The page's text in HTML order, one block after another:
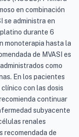
en combinación
se administra en
durante 6
monoterapia hasta la
de MVASI es
como
En los pacientes
con las dosis
continuar
subyacente
renales
recomendada de